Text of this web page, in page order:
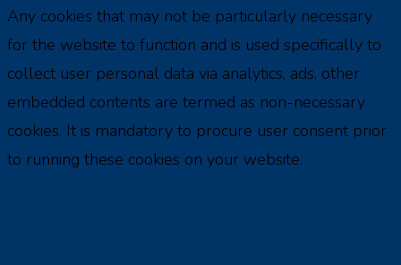
Any cookies that may not be particularly necessary
for the website to function and is used specifically to
collect user personal data via analytics, ads, other
embedded contents are termed as non-necessary
cookies. It is mandatory to procure user consent prior
to running these cookies on your website.